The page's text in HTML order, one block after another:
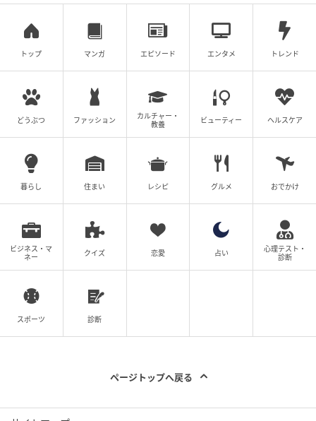
トップ マンガ エピソード エンタメ トレンド
どうぶつ ファッション
カルチャー・
教養
ビューティー ヘルスケア
暮らし 住まい レシピ グルメ おでかけ
ビジネス・マ
ネー
クイズ 恋愛 占い
心理テスト・
診断
スポーツ 診断
ページトップへ戻る